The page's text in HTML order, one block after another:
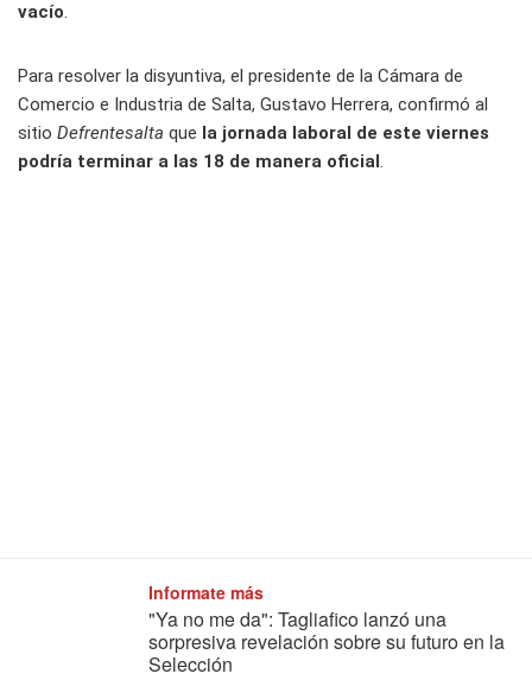
vacío.
Para resolver la disyuntiva, el presidente de la Cámara de
Comercio e Industria de Salta, Gustavo Herrera, confirmó al
sitio Defrentesalta que la jornada laboral de este viernes
podría terminar a las 18 de manera oficial.
Informate más
"Ya no me da": Tagliafico lanzó una
sorpresiva revelación sobre su futuro en la
Selección